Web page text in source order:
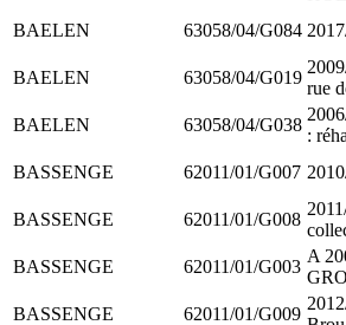
BAELEN 63058/04/G084
BAELEN 63058/04/G019
rue
BAELEN 63058/04/G038
:
BASSENGE 62011/01/G007
BASSENGE 62011/01/G008
BASSENGE 62011/01/G003
A
BASSENGE 62011/01/G009